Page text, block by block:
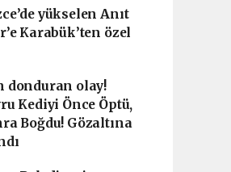
yükselen Anıt
Karabük’ten özel
donduran olay!
Kediyi Önce Öptü,
Boğdu! Gözaltına